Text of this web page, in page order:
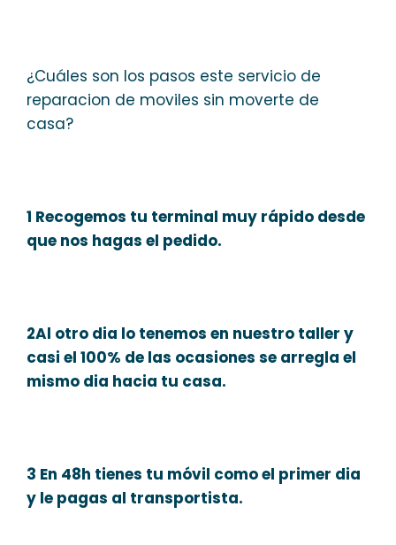
¿Cuáles son los pasos este servicio de
reparacion de moviles sin moverte de
casa?
1 Recogemos tu terminal muy rápido desde
que nos hagas el pedido.
2Al otro dia lo tenemos en nuestro taller y
casi el 100% de las ocasiones se arregla el
mismo dia hacia tu casa.
3 En 48h tienes tu móvil como el primer dia
y le pagas al transportista.